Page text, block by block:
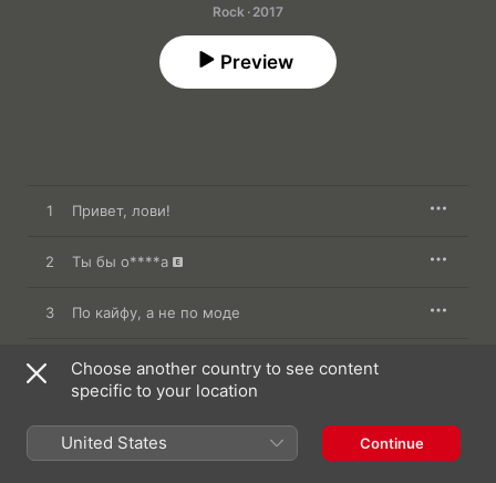
Rock · 2017
Preview
1 Привет, лови!
2 Ты бы о****а
3 По кайфу, а не по моде
4 Срываюсь с уст
Choose another country to see content
specific to your location
United States Continue